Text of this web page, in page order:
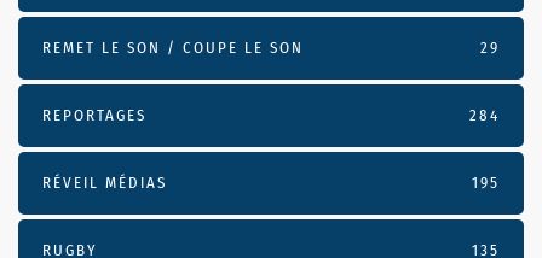
REMET LE SON / COUPE LE SON 29
REPORTAGES 284
RÉVEIL MÉDIAS 195
RUGBY 135